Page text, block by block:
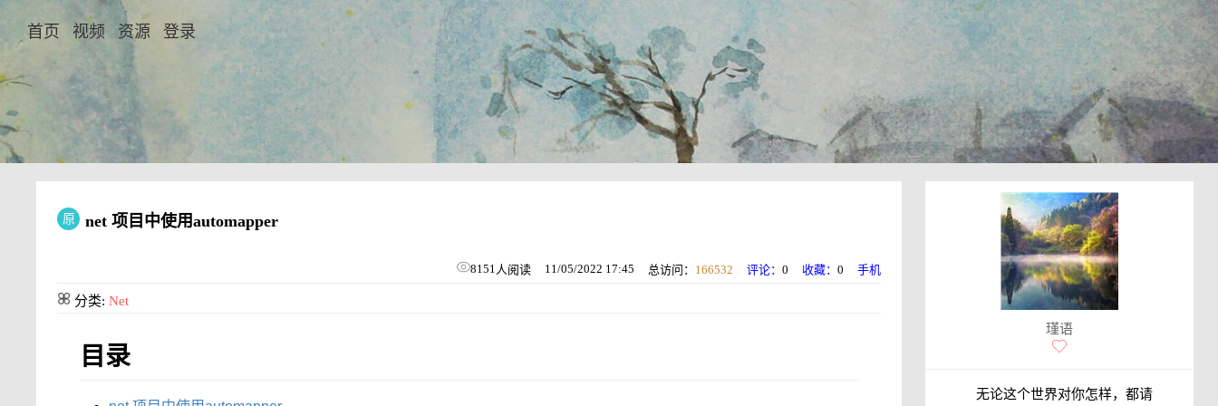
首页 视频 资源 登录
原 net 项目中使用automapper
8151 人阅读 11/05/2022 17:45 总访问： 166532 评论： 0 收藏： 0 手机
分类: Net
目录
瑾语
无论这个世界对你怎样，都请